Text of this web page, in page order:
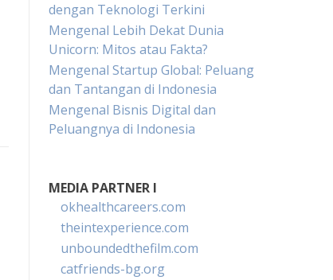
dengan Teknologi Terkini
Mengenal Lebih Dekat Dunia
Unicorn: Mitos atau Fakta?
Mengenal Startup Global: Peluang
dan Tantangan di Indonesia
Mengenal Bisnis Digital dan
Peluangnya di Indonesia
MEDIA PARTNER I
okhealthcareers.com
theintexperience.com
unboundedthefilm.com
catfriends-bg.org